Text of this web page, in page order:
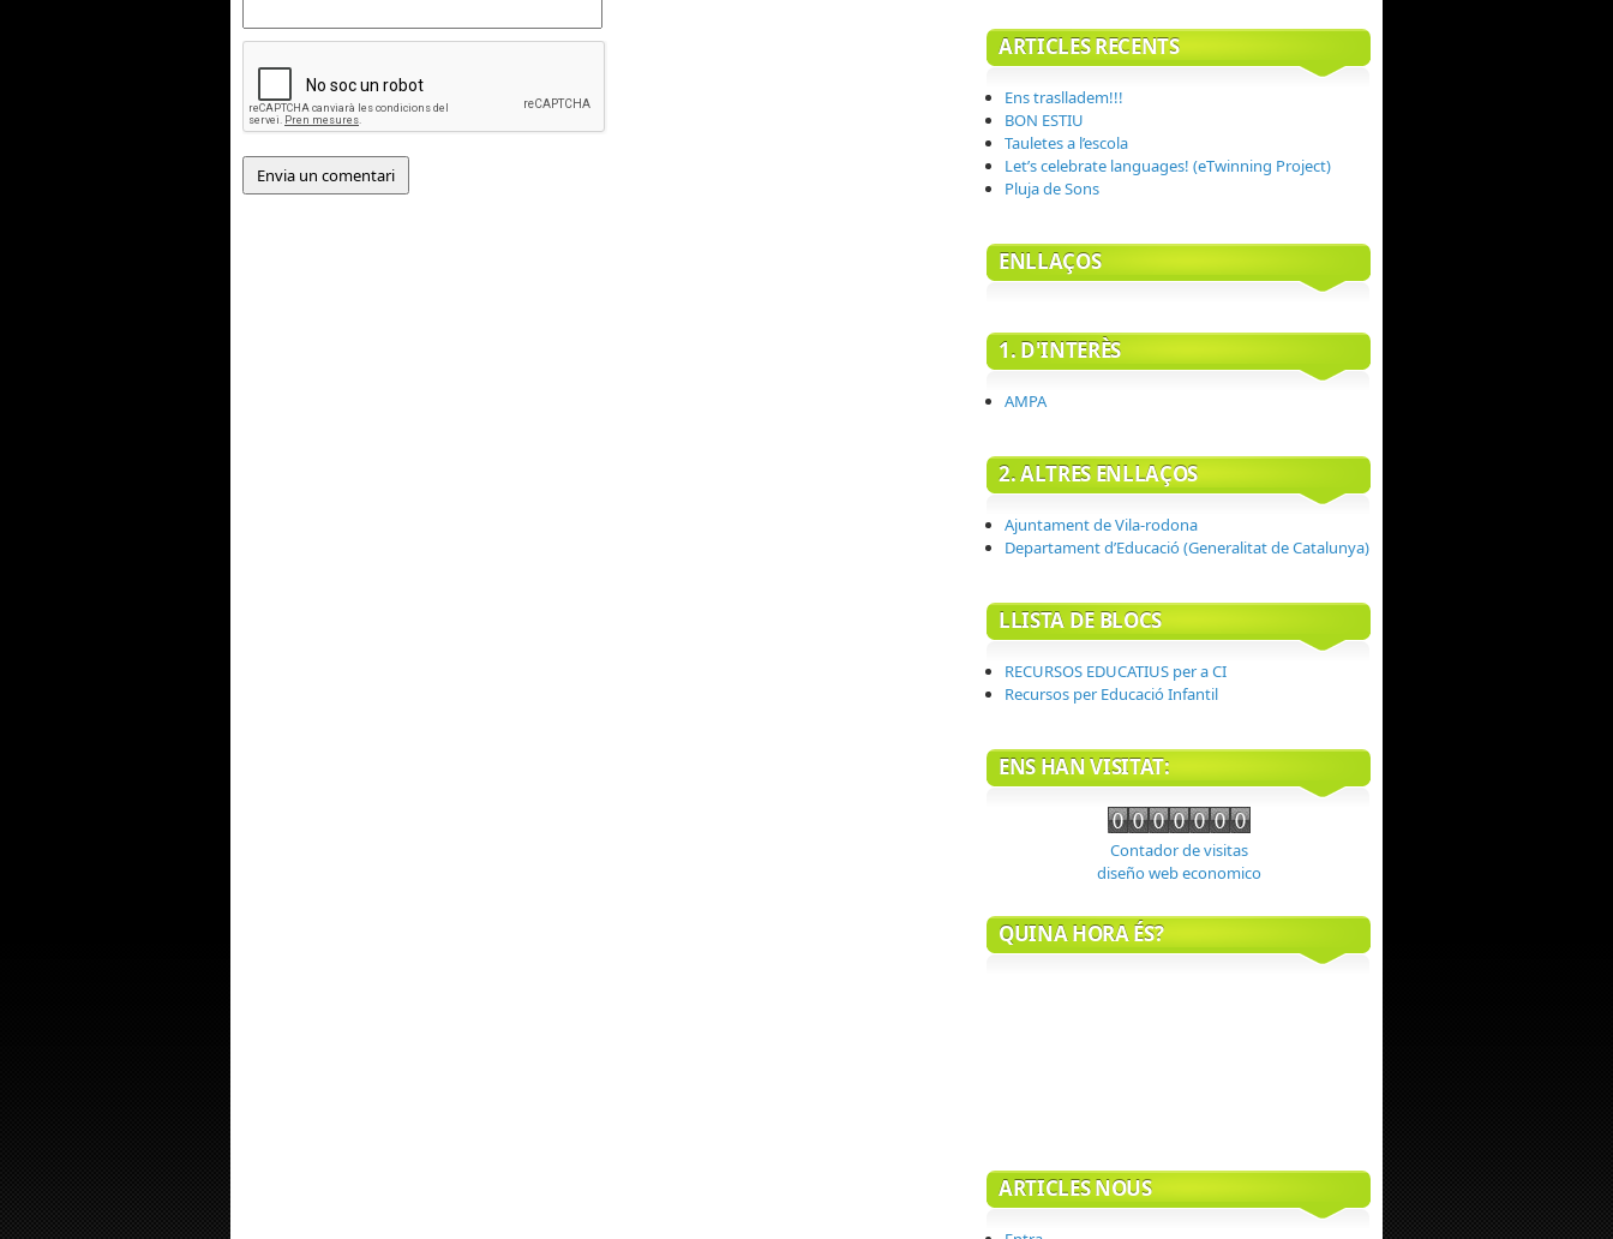
ARTICLES RECENTS
Ens traslladem!!!
BON ESTIU
Tauletes a l’escola
Let’s celebrate languages! (eTwinning Project)
Pluja de Sons
ENLLAÇOS
1. D'INTERÈS
AMPA
2. ALTRES ENLLAÇOS
Ajuntament de Vila-rodona
Departament d’Educació (Generalitat de Catalunya)
LLISTA DE BLOCS
RECURSOS EDUCATIUS per a CI
Recursos per Educació Infantil
ENS HAN VISITAT:
Contador de visitas
diseño web economico
QUINA HORA ÉS?
ARTICLES NOUS